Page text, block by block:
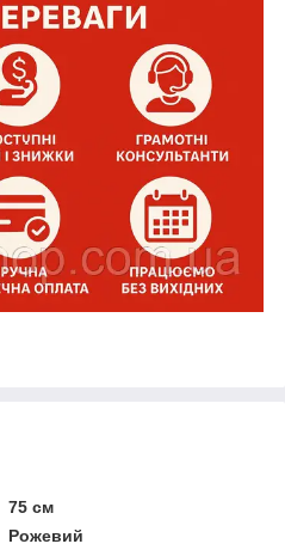
75 см
Рожевий